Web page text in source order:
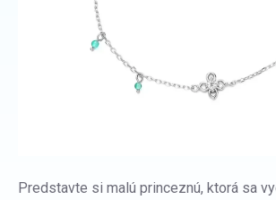
Predstavte si malú princeznú, ktorá sa